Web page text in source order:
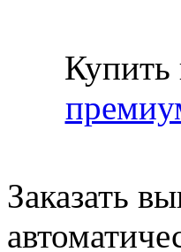
Заказать